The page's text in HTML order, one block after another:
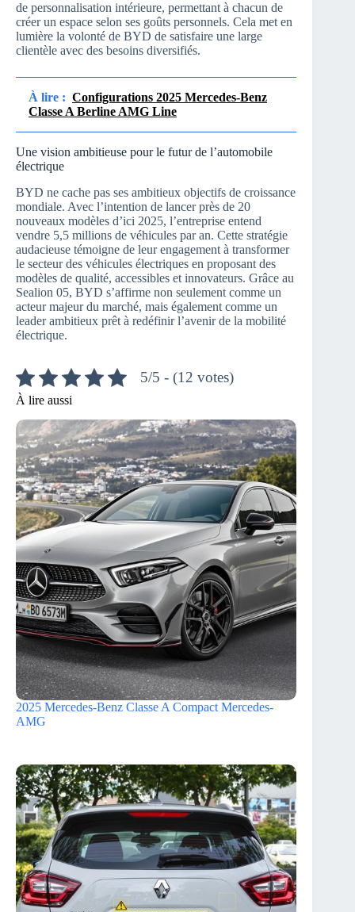
de personnalisation intérieure, permettant à chacun de
créer un espace selon ses goûts personnels. Cela met en
lumière la volonté de BYD de satisfaire une large
clientèle avec des besoins diversifiés.
À lire : Configurations 2025 Mercedes-Benz
Classe A Berline AMG Line
Une vision ambitieuse pour le futur de l’automobile
électrique
BYD ne cache pas ses ambitieux objectifs de croissance
mondiale. Avec l’intention de lancer près de 20
nouveaux modèles d’ici 2025, l’entreprise entend
vendre 5,5 millions de véhicules par an. Cette stratégie
audacieuse témoigne de leur engagement à transformer
le secteur des véhicules électriques en proposant des
modèles de qualité, accessibles et innovateurs. Grâce au
Sealion 05, BYD s’affirme non seulement comme un
acteur majeur du marché, mais également comme un
leader ambitieux prêt à redéfinir l’avenir de la mobilité
électrique.
5/5 - (12 votes)
À lire aussi
2025 Mercedes-Benz Classe A Compact Mercedes-
AMG